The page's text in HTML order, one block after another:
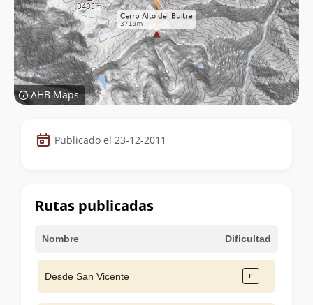
AHB Maps
Datos
de
cumbre
Publicado el 23-12-2011
Rutas publicadas
Nombre Dificultad
Desde San Vicente